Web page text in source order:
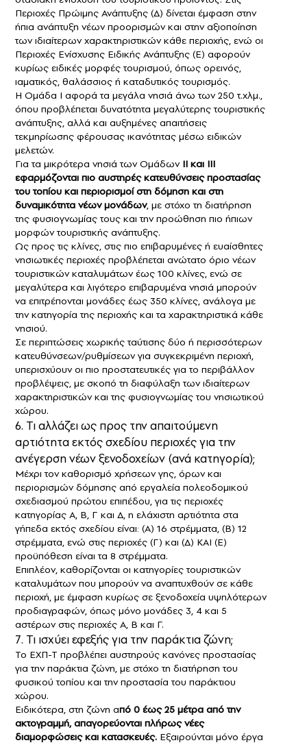
Περιοχές Πρώιμης Ανάπτυξης (Δ) δίνεται έμφαση στην
ήπια ανάπτυξη νέων προορισμών και στην αξιοποίηση
των ιδιαίτερων χαρακτηριστικών κάθε περιοχής, ενώ οι
Περιοχές Ενίσχυσης Ειδικής Ανάπτυξης (Ε) αφορούν
κυρίως ειδικές μορφές τουρισμού, όπως ορεινός,
ιαματικός, θαλάσσιος ή καταδυτικός τουρισμός.
Η Ομάδα Ι αφορά τα μεγάλα νησιά άνω των 250 τ.χλμ.,
όπου προβλέπεται δυνατότητα μεγαλύτερης τουριστικής
ανάπτυξης, αλλά και αυξημένες απαιτήσεις
τεκμηρίωσης φέρουσας ικανότητας μέσω ειδικών
μελετών.
Για τα μικρότερα νησιά των ΟμάδωνΙΙ και ΙΙΙ
εφαρμόζονται πιο αυστηρές κατευθύνσεις προστασίας
του τοπίου και περιορισμοί στη δόμηση και στη
δυναμικότητα νέων μονάδων, με στόχο τη διατήρηση
της φυσιογνωμίας τους και την προώθηση πιο ήπιων
μορφών τουριστικής ανάπτυξης.
Ως προς τις κλίνες, στις πιο επιβαρυμένες ή ευαίσθητες
νησιωτικές περιοχές προβλέπεται ανώτατο όριο νέων
τουριστικών καταλυμάτων έως 100 κλίνες, ενώ σε
μεγαλύτερα και λιγότερο επιβαρυμένα νησιά μπορούν
να επιτρέπονται μονάδες έως 350 κλίνες, ανάλογα με
την κατηγορία της περιοχής και τα χαρακτηριστικά κάθε
νησιού.
Σε περιπτώσεις χωρικής ταύτισης δύο ή περισσότερων
κατευθύνσεων/ρυθμίσεων για συγκεκριμένη περιοχή,
υπερισχύουν οι πιο προστατευτικές για το περιβάλλον
προβλέψεις, με σκοπό τη διαφύλαξη των ιδιαίτερων
χαρακτηριστικών και της φυσιογνωμίας του νησιωτικού
χώρου.
6.⁠ ⁠Τι αλλάζει ως προς την απαιτούμενη
αρτιότητα εκτός σχεδίου περιοχές για την
ανέγερση νέων ξενοδοχείων (ανά κατηγορία);
Μέχρι τον καθορισμό χρήσεων γης, όρων και
περιορισμών δόμησης από εργαλεία πολεοδομικού
σχεδιασμού πρώτου επιπέδου, για τις περιοχές
κατηγορίας Α, Β, Γ και Δ, η ελάχιστη αρτιότητα στα
γήπεδα εκτός σχεδίου είναι: (Α) 16 στρέμματα, (Β) 12
στρέμματα, ενώ στις περιοχές (Γ) και (Δ) ΚΑΙ (Ε)
προϋπόθεση είναι τα 8 στρέμματα.
Επιπλέον, καθορίζονται οι κατηγορίες τουριστικών
καταλυμάτων που μπορούν να αναπτυχθούν σε κάθε
περιοχή, με έμφαση κυρίως σε ξενοδοχεία υψηλότερων
προδιαγραφών, όπως μόνο μονάδες 3, 4 και 5
αστέρων στις περιοχές Α, Β και Γ.
7. Τι ισχύει εφεξής για την παράκτια ζώνη;
Το ΕΧΠ-Τ προβλέπει αυστηρούς κανόνες προστασίας
για την παράκτια ζώνη, με στόχο τη διατήρηση του
φυσικού τοπίου και την προστασία του παράκτιου
χώρου.
Ειδικότερα, στη ζώνη από 0 έως 25 μέτρα από την
ακτογραμμή, απαγορεύονται πλήρως νέες
διαμορφώσεις και κατασκευές. Εξαιρούνται μόνο έργα